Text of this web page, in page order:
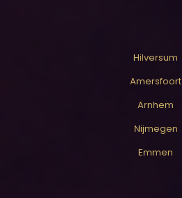
Hilversum
Amersfoort
Arnhem
Nijmegen
Emmen